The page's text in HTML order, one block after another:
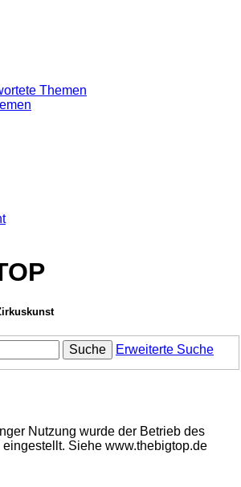
Themen
Suche Erweiterte Suche
Nutzung wurde der Betrieb des
Siehe www.thebigtop.de